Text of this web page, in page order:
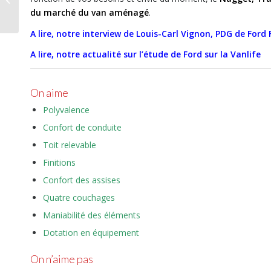
du marché du van aménagé.
A lire, notre interview de Louis-Carl Vignon, PDG de Ford
A lire, notre actualité sur l’étude de Ford sur la Vanlife
On aime
Polyvalence
Confort de conduite
Toit relevable
Finitions
Confort des assises
Quatre couchages
Maniabilité des éléments
Dotation en équipement
On n’aime pas
le plaisir de l’audace